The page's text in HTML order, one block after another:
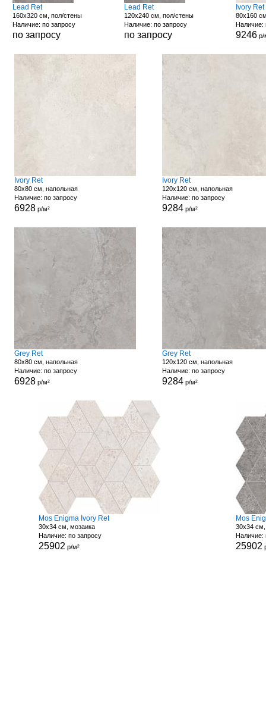
Lead Ret
160x320 см, пол/стены
Наличие: по запросу
по запросу
Lead Ret
120x240 см, пол/стены
Наличие: по запросу
по запросу
Ivory Ret
80x160
Наличие:
9246 р/
Ivory Ret
80x80 см, напольная
Наличие: по запросу
6928р/м²
Ivory Ret
120x120 см, напольная
Наличие: по запросу
9284р/м²
Grey Ret
80x80 см, напольная
Наличие: по запросу
6928р/м²
Grey Ret
120x120 см, напольная
Наличие: по запросу
9284р/м²
Mos Enigma Ivory Ret
30x34 см, мозаика
Наличие: по запросу
25902 р/м²
Mos
30x34
Наличие:
25902